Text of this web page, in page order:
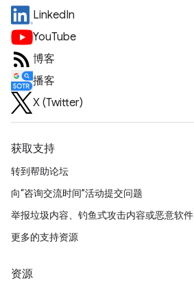
LinkedIn
YouTube
博客
播客
X (Twitter)
获取支持
转到帮助论坛
向“咨询交流时间”活动提交问题
举报垃圾内容、钓鱼式攻击内容或恶意软件
更多的支持资源
资源